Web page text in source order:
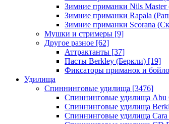
Зимние приманки Nils
Зимние приманки Rapala
Зимние приманки Scorana
Мушки и стримеры [9]
Другое разное [62]
Аттрактанты [37]
Пасты Berkley (Беркли) [19]
Фиксаторы приманок и
Удилища
Спиннинговые удилища [3476]
Спиннинговые удилища Abu
Спиннинговые удилища
Спиннинговые удилища